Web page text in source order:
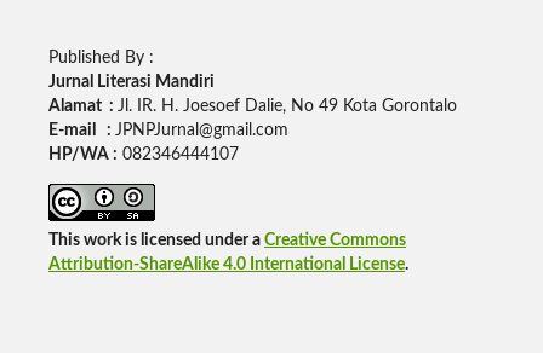
Published By :
Jurnal Literasi Mandiri
Alamat : Jl. IR. H. Joesoef Dalie, No 49 Kota Gorontalo
E-mail : JPNPJurnal@gmail.com
HP/WA : 082346444107
This work is licensed under a Creative Commons
Attribution-ShareAlike 4.0 International License.